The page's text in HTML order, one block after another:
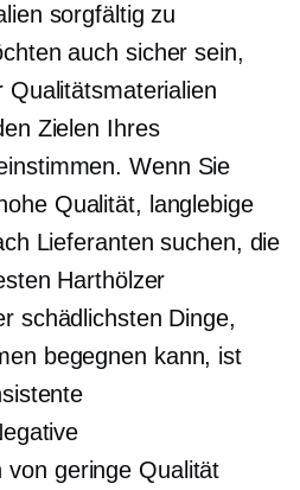
sorgfältig zu
auch sicher sein,
Qualitätsmaterialien
Zielen Ihres
Wenn Sie
hohe Qualität, langlebige
Lieferanten suchen, die
Harthölzer
schädlichsten Dinge,
begegnen kann, ist
von geringe Qualität